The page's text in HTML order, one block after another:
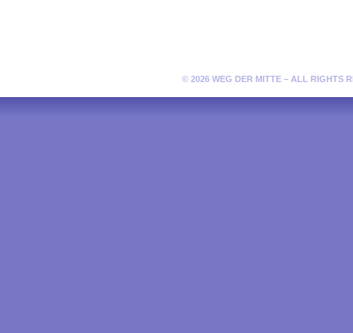
© 2026 WEG DER MITTE – ALL RIGHTS